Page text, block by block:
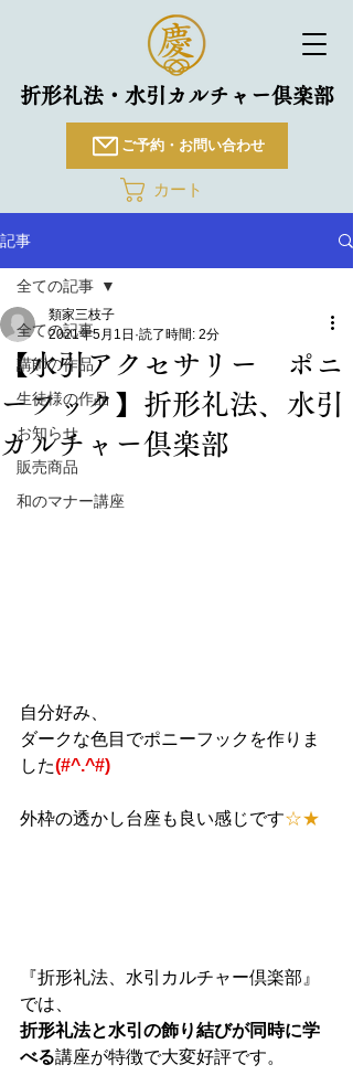
折形礼法・水引カルチャー倶楽部
ご予約・お問い合わせ
カート
記事
全ての記事
講師の作品
生徒様の作品
お知らせ
販売商品
和のマナー講座
全ての記事
【水引アクセサリー ポニ
ーフック】折形礼法、水引
カルチャー倶楽部
類家三枝子
2021年5月1日 読了時間: 2分
自分好み、
ダークな色目でポニーフックを作りま
した(#^.^#)
外枠の透かし台座も良い感じです☆★
『折形礼法、水引カルチャー倶楽部』
では、
折形礼法と水引の飾り結びが同時に学
べる講座が特徴で大変好評です。